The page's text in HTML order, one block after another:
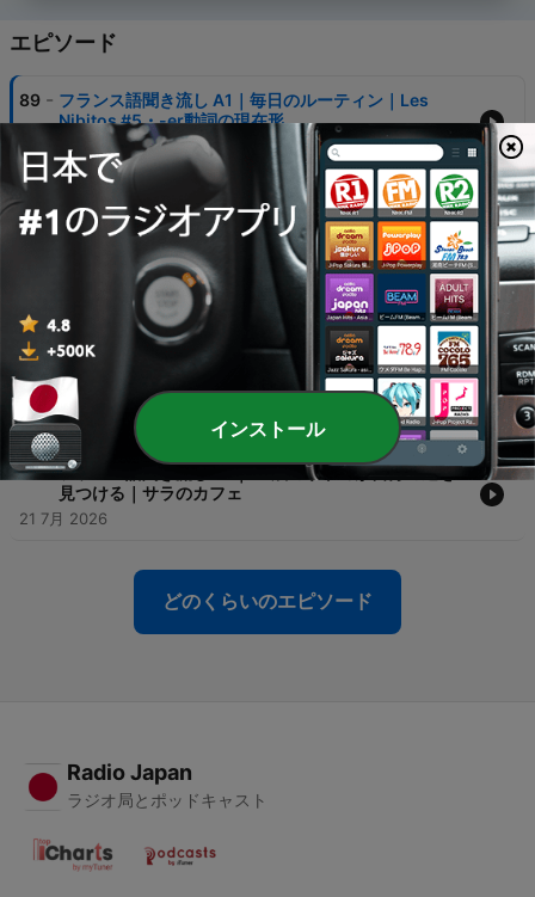
エピソード
89 - フランス語聞き流し A1｜毎日のルーティン｜Les
Nibitos #5・-er動詞の現在形
02 8月 2026
88
【聞き流しOK】さよなら｜Le café de Sara（仏検3
級〜2級）
30 7月 2026
フランス語聞き流し A1｜森のきのこ “Les
champignons”｜Les Nibitos #4
26 7月 2026
86 - フランス語聞き流し A1｜カフェ・グルマン｜サラのカ
フェ #4・-er動詞の現在形
23 7月 2026
85 - フランス語聞き流し A1｜23歳のサトミが自分の道を
見つける｜サラのカフェ
21 7月 2026
どのくらいのエピソード
Radio Japan
ラジオ局とポッドキャスト
インストール